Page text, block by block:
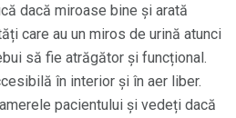
dacă miroase bine și arată
care au un miros de urină atunci
să fie atrăgător și funcțional.
în interior și în aer liber.
pacientului și vedeți dacă